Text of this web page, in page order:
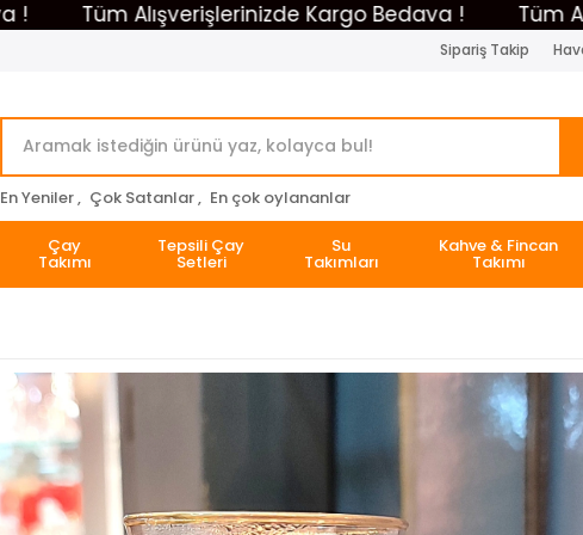
Tüm Alışverişlerinizde Kargo Bedava ! Tüm
Sipariş Takip
En Yeniler , Çok Satanlar , En çok oylananlar
Çay
Takımı
Tepsili Çay
Setleri
Su
Takımları
Kahve & Fincan
Takımı